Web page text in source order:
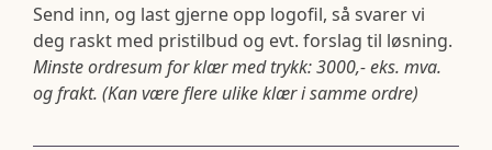
Send inn, og last gjerne opp logofil, så svarer vi
deg raskt med pristilbud og evt. forslag til løsning.
Minste ordresum for klær med trykk: 3000,- eks. mva.
og frakt. (Kan være flere ulike klær i samme ordre)